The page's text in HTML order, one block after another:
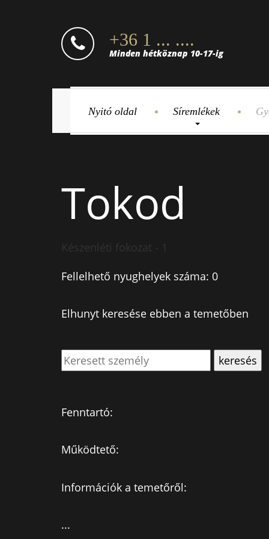
+36 1 ... ....
Minden hétköznap 10-17-ig
Nyitó oldal Síremlékek
Tokod
Készenléti fokozat - 1
Fellelhető nyughelyek száma: 0
Elhunyt keresése ebben a temetőben
Fenntartó:
Működtető:
Információk a temetőről:
...